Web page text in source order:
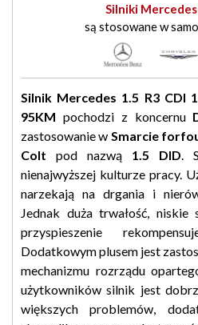
Silniki
są stosowane w
Silnik Mercedes 1.5 R3 CDI
95KM pochodzi z koncernu
zastosowanie w Smarcie
Colt pod nazwą 1.5 DID.
nienajwyższej kulturze pracy.
narzekają na drgania i
Jednak duża trwałość,
przyspieszenie
Dodatkowym plusem jest
mechanizmu rozrządu
użytkowników silnik jest
większych problemów,